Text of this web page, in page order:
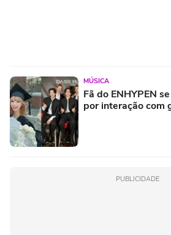
MÚSICA
Fã do ENHYPEN
por interação com
PUBLICIDADE